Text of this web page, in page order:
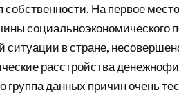
На первое
социальноэкономического
ситуации в стране,
расстройства
данных причин очень